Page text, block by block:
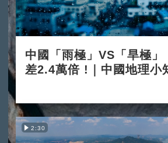
中國「雨極」VS「旱極
差2.4萬倍 !｜中國地理小
2:30